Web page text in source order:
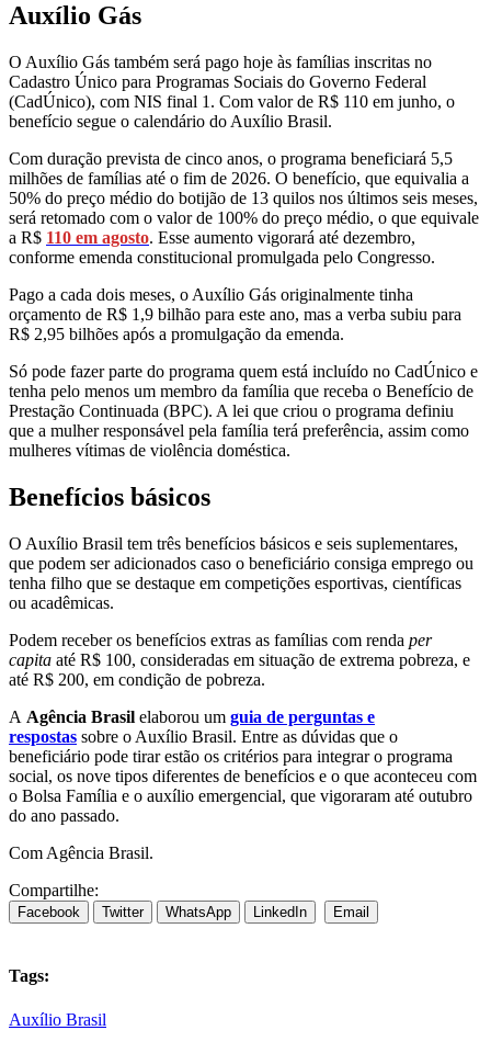
Auxílio Gás
O Auxílio Gás também será pago hoje às famílias inscritas no
Cadastro Único para Programas Sociais do Governo Federal
(CadÚnico), com NIS final 1. Com valor de R$ 110 em junho, o
benefício segue o calendário do Auxílio Brasil.
Com duração prevista de cinco anos, o programa beneficiará 5,5
milhões de famílias até o fim de 2026. O benefício, que equivalia a
50% do preço médio do botijão de 13 quilos nos últimos seis meses,
será retomado com o valor de 100% do preço médio, o que equivale
a R$ 110 em agosto. Esse aumento vigorará até dezembro,
conforme emenda constitucional promulgada pelo Congresso.
Pago a cada dois meses, o Auxílio Gás originalmente tinha
orçamento de R$ 1,9 bilhão para este ano, mas a verba subiu para
R$ 2,95 bilhões após a promulgação da emenda.
Só pode fazer parte do programa quem está incluído no CadÚnico e
tenha pelo menos um membro da família que receba o Benefício de
Prestação Continuada (BPC). A lei que criou o programa definiu
que a mulher responsável pela família terá preferência, assim como
mulheres vítimas de violência doméstica.
Benefícios básicos
O Auxílio Brasil tem três benefícios básicos e seis suplementares,
que podem ser adicionados caso o beneficiário consiga emprego ou
tenha filho que se destaque em competições esportivas, científicas
ou acadêmicas.
Podem receber os benefícios extras as famílias com renda per
capita até R$ 100, consideradas em situação de extrema pobreza, e
até R$ 200, em condição de pobreza.
A Agência Brasil elaborou um guia de perguntas e
respostas sobre o Auxílio Brasil. Entre as dúvidas que o
beneficiário pode tirar estão os critérios para integrar o programa
social, os nove tipos diferentes de benefícios e o que aconteceu com
o Bolsa Família e o auxílio emergencial, que vigoraram até outubro
do ano passado.
Com Agência Brasil.
Compartilhe:
Facebook Twitter WhatsApp LinkedIn Email
Tags:
Auxílio Brasil